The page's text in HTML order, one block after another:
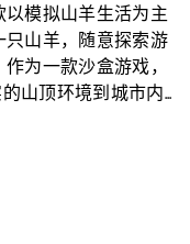
模拟山羊生活为主
山羊，随意探索游
为一款沙盒游戏，
山顶环境到城市内...